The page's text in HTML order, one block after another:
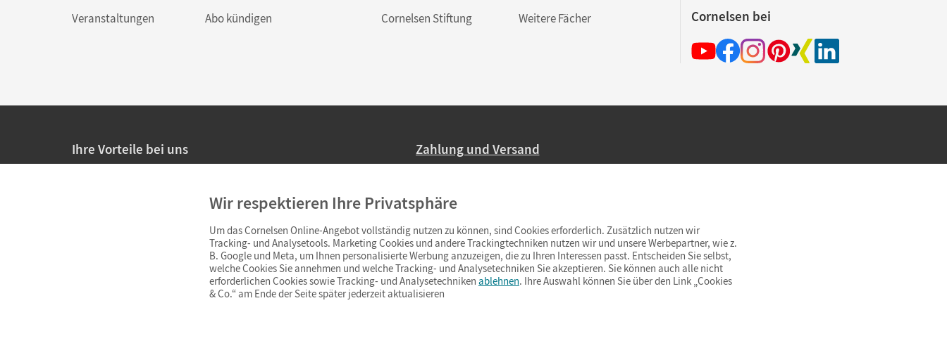
Veranstaltungen
Abo kündigen
Cornelsen Stiftung
Weitere Fächer
Cornelsen bei
Ihre Vorteile bei uns
Persönliche Angebote für Lehrkräfte
Sicheres Einkaufen mit SSL-Verschlüsselung
Widerrufsfristvon 4 Wochen
Schnelle und einfache Retourenabwicklung
Zahlung und Versand
Ab 59,– EUR Bestellwert liefern wir versandkostenfrei innerhalb Deutschlands
(Lieferung in 3–6 Tagen).
Wir respektieren Ihre Privatsphäre
Um das Cornelsen Online-Angebot vollständig nutzen zu können, sind Cookies erforderlich. Zusätzlich nutzen wir
Tracking- und Analysetools. Marketing Cookies und andere Trackingtechniken nutzen wir und unsere Werbepartner, wie z.
B. Google und Meta, um Ihnen personalisierte Werbung anzuzeigen, die zu Ihren Interessen passt. Entscheiden Sie selbst,
welche Cookies Sie annehmen und welche Tracking- und Analysetechniken Sie akzeptieren. Sie können auch alle nicht
erforderlichen Cookies sowie Tracking- und Analysetechniken ablehnen. Ihre Auswahl können Sie über den Link „Cookies
& Co.“ am Ende der Seite später jederzeit aktualisieren